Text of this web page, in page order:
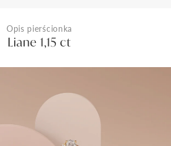
Opis pierścionka
Liane 1,15 ct